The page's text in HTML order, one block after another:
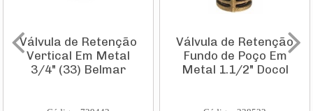
Válvula de Retenção
Vertical Em Metal
3/4" (33) Belmar
Válvula de Retenção
Fundo de Poço Em
Metal 1.1/2" Docol